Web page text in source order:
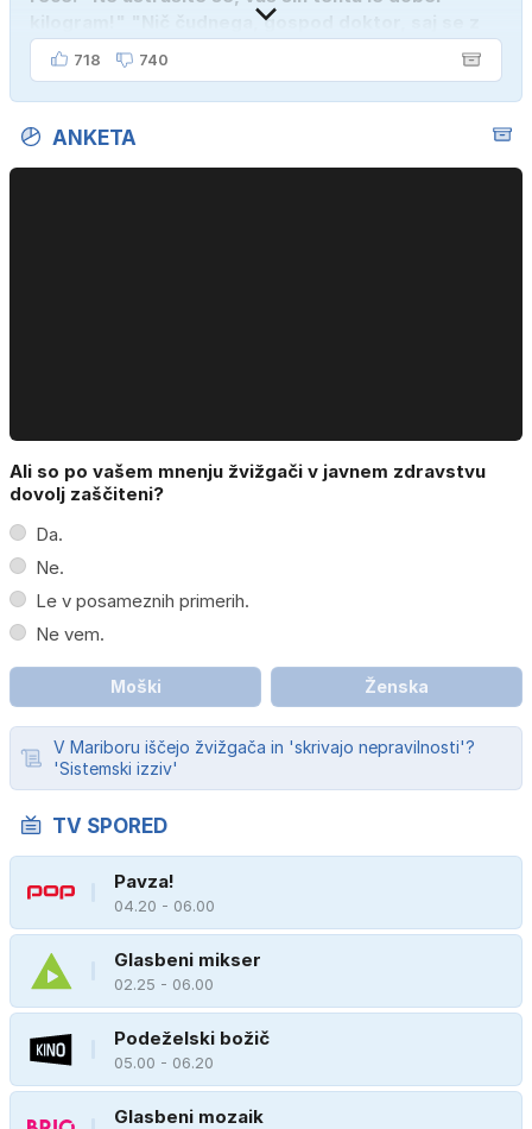
kilogram!" "Nič čudnega, gospod doktor, saj se z
ženo poznava šele tri mesece."
718 740
ANKETA
Ali so po vašem mnenju žvižgači v javnem zdravstvu
dovolj zaščiteni?
Da.
Ne.
Le v posameznih primerih.
Ne vem.
Moški Ženska
V Mariboru iščejo žvižgača in 'skrivajo nepravilnosti'?
'Sistemski izziv'
TV SPORED
Pavza!
04.20 - 06.00
Glasbeni mikser
02.25 - 06.00
Podeželski božič
05.00 - 06.20
Glasbeni mozaik